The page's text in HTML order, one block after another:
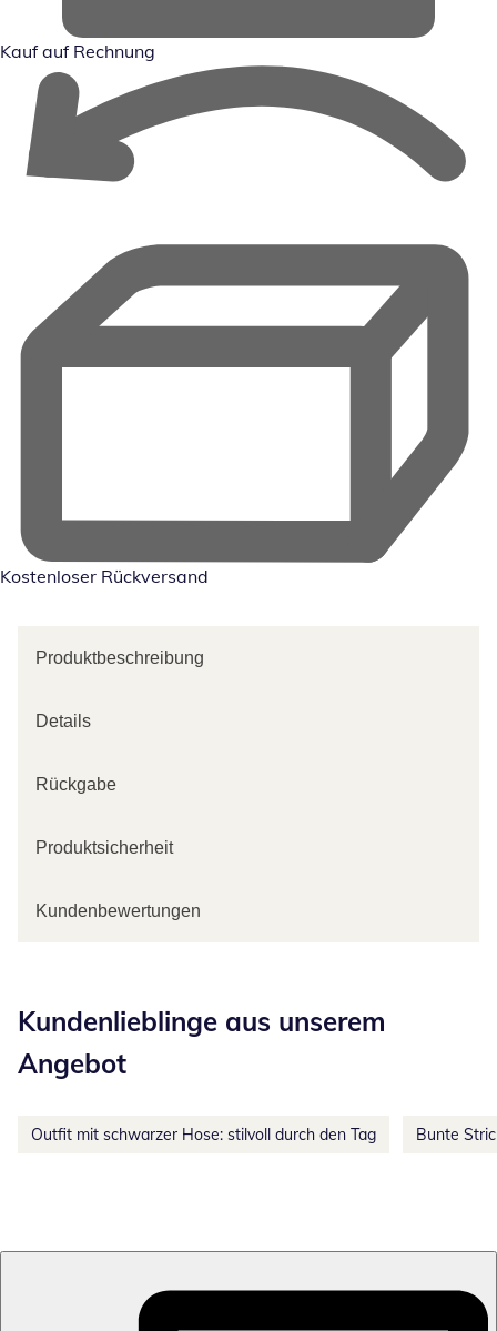
Kauf auf Rechnung
Kostenloser Rückversand
Produktbeschreibung
Details
Rückgabe
Produktsicherheit
Kundenbewertungen
Kundenlieblinge aus unserem
Angebot
Outfit mit schwarzer Hose: stilvoll durch den Tag Bunte